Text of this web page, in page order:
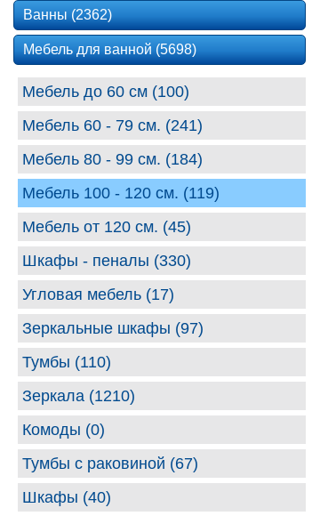
Ванны (2362)
Мебель для ванной (5698)
Мебель до 60 см (100)
Мебель 60 - 79 см. (241)
Мебель 80 - 99 cм. (184)
Мебель 100 - 120 см. (119)
Мебель от 120 см. (45)
Шкафы - пеналы (330)
Угловая мебель (17)
Зеркальные шкафы (97)
Тумбы (110)
Зеркала (1210)
Комоды (0)
Тумбы с раковиной (67)
Шкафы (40)